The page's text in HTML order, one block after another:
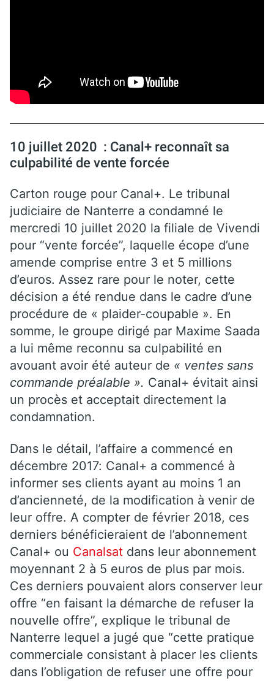
10 juillet 2020 : Canal+ reconnaît sa
culpabilité de vente forcée
Carton rouge pour Canal+. Le tribunal
judiciaire de Nanterre a condamné le
mercredi 10 juillet 2020 la filiale de Vivendi
pour “vente forcée”, laquelle écope d’une
amende comprise entre 3 et 5 millions
d’euros. Assez rare pour le noter, cette
décision a été rendue dans le cadre d’une
procédure de « plaider-coupable ». En
somme, le groupe dirigé par Maxime Saada
a lui même reconnu sa culpabilité en
avouant avoir été auteur de « ventes sans
commande préalable ». Canal+ évitait ainsi
un procès et acceptait directement la
condamnation.
Dans le détail, l’affaire a commencé en
décembre 2017: Canal+ a commencé à
informer ses clients ayant au moins 1 an
d’ancienneté, de la modification à venir de
leur offre. A compter de février 2018, ces
derniers bénéficieraient de l’abonnement
Canal+ ou Canalsat dans leur abonnement
moyennant 2 à 5 euros de plus par mois.
Ces derniers pouvaient alors conserver leur
offre “en faisant la démarche de refuser la
nouvelle offre”, explique le tribunal de
Nanterre lequel a jugé que “cette pratique
commerciale consistant à placer les clients
dans l’obligation de refuser une offre pour